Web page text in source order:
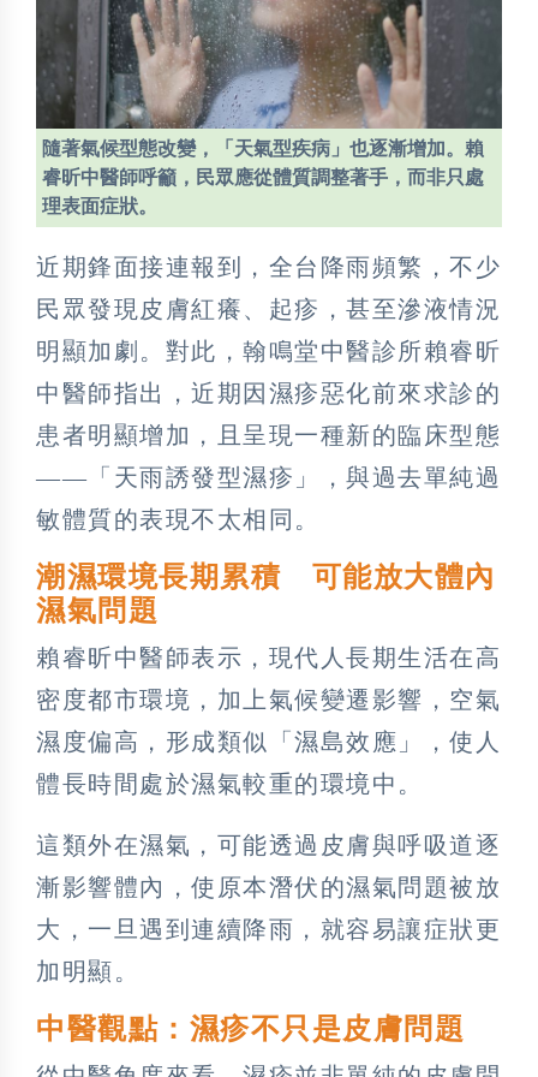
隨著氣候型態改變，「天氣型疾病」也逐漸增加。賴
睿昕中醫師呼籲，民眾應從體質調整著手，而非只處
理表面症狀。
近期鋒面接連報到，全台降雨頻繁，不少
民眾發現皮膚紅癢、起疹，甚至滲液情況
明顯加劇。對此，翰鳴堂中醫診所賴睿昕
中醫師指出，近期因濕疹惡化前來求診的
患者明顯增加，且呈現一種新的臨床型態
——「天雨誘發型濕疹」，與過去單純過
敏體質的表現不太相同。
潮濕環境長期累積 可能放大體內
濕氣問題
賴睿昕中醫師表示，現代人長期生活在高
密度都市環境，加上氣候變遷影響，空氣
濕度偏高，形成類似「濕島效應」，使人
體長時間處於濕氣較重的環境中。
這類外在濕氣，可能透過皮膚與呼吸道逐
漸影響體內，使原本潛伏的濕氣問題被放
大，一旦遇到連續降雨，就容易讓症狀更
加明顯。
中醫觀點：濕疹不只是皮膚問題